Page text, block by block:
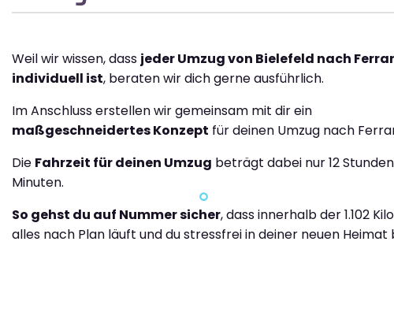
Weil wir wissen, dass jeder Umzug von Bielefeld nach
individuell ist, beraten wir dich gerne ausführlich.
Im Anschluss erstellen wir gemeinsam mit dir ein
maßgeschneidertes Konzept für deinen Umzug nach
Die Fahrzeit für deinen Umzug beträgt dabei nur 12
Minuten.
So gehst du auf Nummer sicher, dass innerhalb der 1.102
alles nach Plan läuft und du stressfrei in deiner neuen Heimat